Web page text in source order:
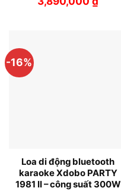
gốc
-16%
Loa di động bluetooth
karaoke Xdobo PARTY
1981 II – công suất 300W